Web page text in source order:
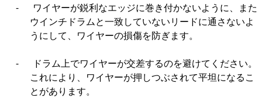
-
ワイヤーが鋭利なエッジに巻き付かないように、また
ウインチドラムと一致していないリードに通さないよ
うにして、ワイヤーの損傷を防ぎます。
-
ドラム上でワイヤーが交差するのを避けてください。
これにより、ワイヤーが押しつぶされて平坦になるこ
とがあります。